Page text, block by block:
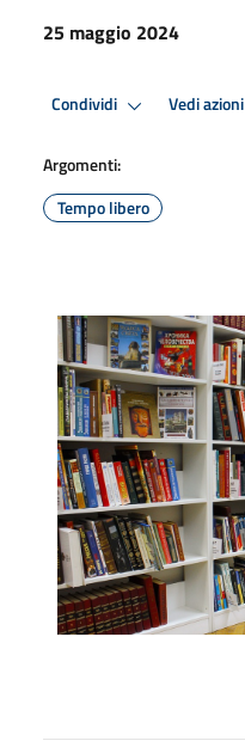
25 maggio 2024
Condividi Vedi azioni
Argomenti:
Tempo libero